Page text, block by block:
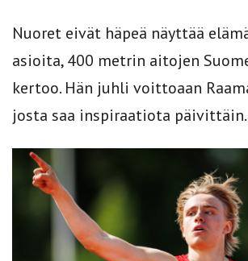
Nuoret eivät häpeä näyttää
asioita, 400 metrin aitojen
kertoo. Hän juhli voittoaan
josta saa inspiraatiota päivittäin.